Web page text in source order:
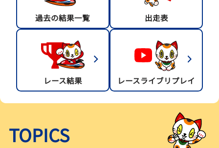
過去の結果一覧 出走表
レース結果 レースライブリプレイ
TOPICS